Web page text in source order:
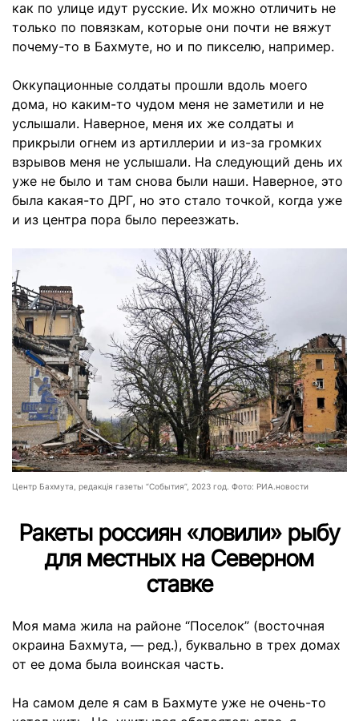
как по улице идут русские. Их можно отличить не
только по повязкам, которые они почти не вяжут
почему-то в Бахмуте, но и по пикселю, например.
Оккупационные солдаты прошли вдоль моего
дома, но каким-то чудом меня не заметили и не
услышали. Наверное, меня их же солдаты и
прикрыли огнем из артиллерии и из-за громких
взрывов меня не услышали. На следующий день их
уже не было и там снова были наши. Наверное, это
была какая-то ДРГ, но это стало точкой, когда уже
и из центра пора было переезжать.
Центр Бахмута, редакція газеты “События”, 2023 год. Фото: РИА.новости
Ракеты россиян «ловили» рыбу
для местных на Северном
ставке
Моя мама жила на районе “Поселок” (восточная
окраина Бахмута, — ред.), буквально в трех домах
от ее дома была воинская часть.
На самом деле я сам в Бахмуте уже не очень-то